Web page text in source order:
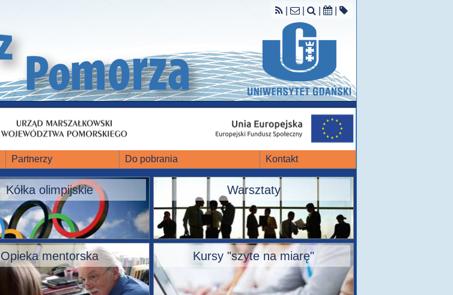
Partnerzy Do pobrania Kontakt
Kółka olimpijskie Warsztaty
Opieka mentorska Kursy "szyte na miarę"